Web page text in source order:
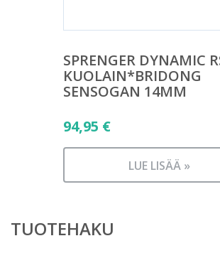
SPRENGER DYNAMIC
KUOLAIN*BRIDONG
SENSOGAN 14MM
94,95 €
LUE LISÄÄ »
TUOTEHAKU